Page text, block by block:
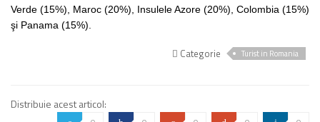
Verde (15%), Maroc (20%), Insulele Azore (20%), Colombia (15%)
şi Panama (15%).
Categorie Turist in Romania
Distribuie acest articol: